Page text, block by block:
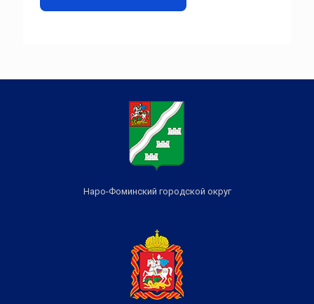
Наро-Фоминский городской округ